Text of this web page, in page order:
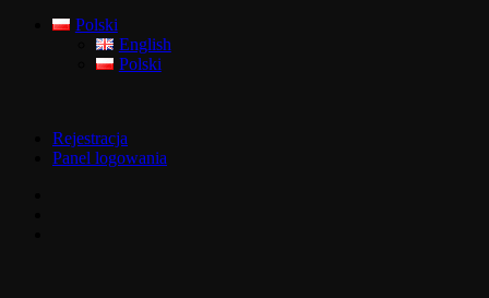
Polski
English
Polski
Rejestracja
Panel logowania